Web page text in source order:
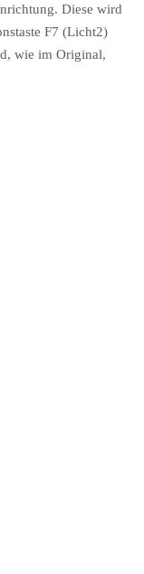
Diese wird
F7 (Licht2)
wie im Original,